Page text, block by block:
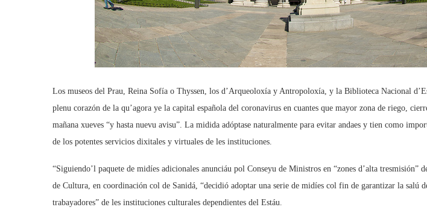
Los museos del Prau, Reina Sofía o Thyssen, los d’Arqueoloxía y Antropoloxía, y la Biblioteca Nacional
plenu corazón de la qu’agora ye la capital española del coronavirus en cuantes que mayor zona de riego,
mañana xueves “y hasta nuevu avisu”. La midida adóptase naturalmente para evitar andaes y tien como
de los potentes servicios dixitales y virtuales de les instituciones.
“Siguiendo’l paquete de midíes adicionales anunciáu pol Conseyu de Ministros en “zones d’alta
de Cultura, en coordinación col de Sanidá, “decidió adoptar una serie de midíes col fin de garantizar la salú
trabayadores” de les instituciones culturales dependientes del Estáu.